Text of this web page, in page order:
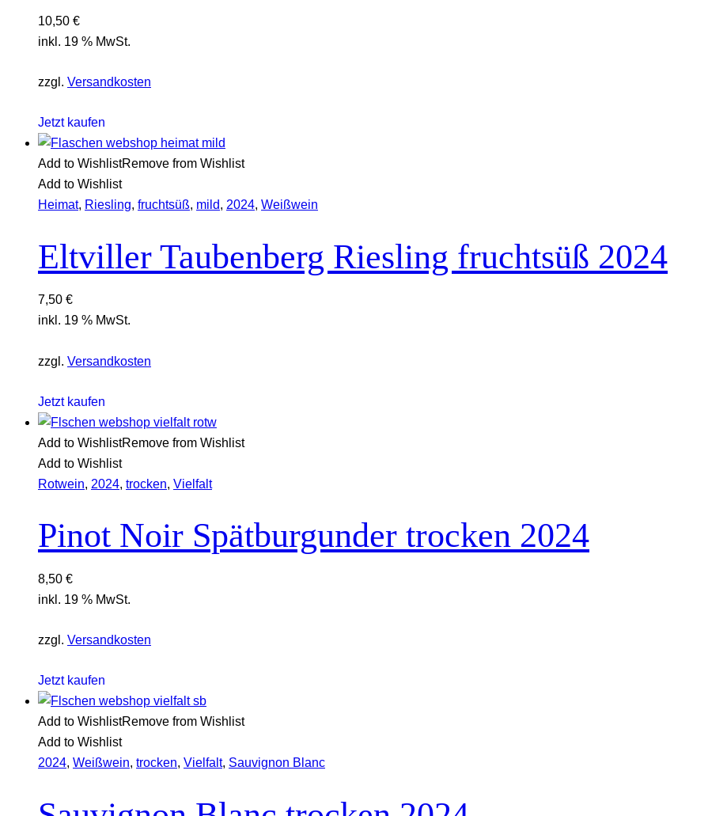
10,50 €
inkl. 19 % MwSt.
zzgl. Versandkosten
Jetzt kaufen
Add to WishlistRemove from Wishlist
Add to Wishlist
Heimat, Riesling, fruchtsüß, mild, 2024, Weißwein
Eltviller Taubenberg Riesling fruchtsüß 2024
7,50 €
inkl. 19 % MwSt.
zzgl. Versandkosten
Jetzt kaufen
Add to WishlistRemove from Wishlist
Add to Wishlist
Rotwein, 2024, trocken, Vielfalt
Pinot Noir Spätburgunder trocken 2024
8,50 €
inkl. 19 % MwSt.
zzgl. Versandkosten
Jetzt kaufen
Add to WishlistRemove from Wishlist
Add to Wishlist
2024, Weißwein, trocken, Vielfalt, Sauvignon Blanc